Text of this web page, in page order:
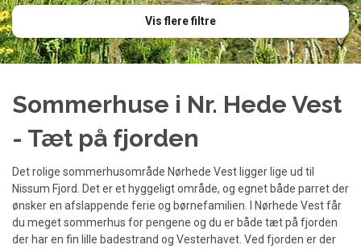
Vis flere filtre
Sommerhuse i Nr. Hede Vest
- Tæt på fjorden
Det rolige sommerhusområde Nørhede Vest ligger lige ud til
Nissum Fjord. Det er et hyggeligt område, og egnet både parret der
ønsker en afslappende ferie og børnefamilien. I Nørhede Vest får
du meget sommerhus for pengene og du er både tæt på fjorden
der har en fin lille badestrand og Vesterhavet. Ved fjorden er der